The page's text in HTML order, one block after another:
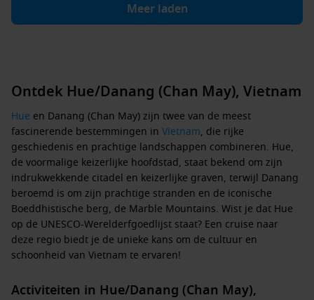
Meer laden
Ontdek Hue/Danang (Chan May), Vietnam
Hue en Danang (Chan May) zijn twee van de meest
fascinerende bestemmingen in Vietnam, die rijke
geschiedenis en prachtige landschappen combineren. Hue,
de voormalige keizerlijke hoofdstad, staat bekend om zijn
indrukwekkende citadel en keizerlijke graven, terwijl Danang
beroemd is om zijn prachtige stranden en de iconische
Boeddhistische berg, de Marble Mountains. Wist je dat Hue
op de UNESCO-Werelderfgoedlijst staat? Een cruise naar
deze regio biedt je de unieke kans om de cultuur en
schoonheid van Vietnam te ervaren!
Activiteiten in Hue/Danang (Chan May),